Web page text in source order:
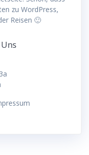
zu WordPress,
Reisen 🙂